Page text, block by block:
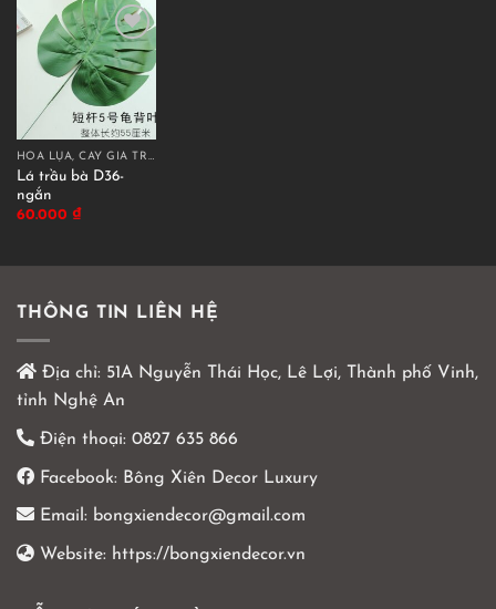
HOA LỤA, CÂY GIẢ TRANG TRÍ CAO CẤP
Lá trầu bà D36-
ngắn
60.000 ₫
THÔNG TIN LIÊN HỆ
Địa chỉ: 51A Nguyễn Thái Học, Lê Lợi, Thành phố Vinh,
tỉnh Nghệ An
Điện thoại: 0827 635 866
Facebook: Bông Xiên Decor Luxury
Email: bongxiendecor@gmail.com
Website: https://bongxiendecor.vn